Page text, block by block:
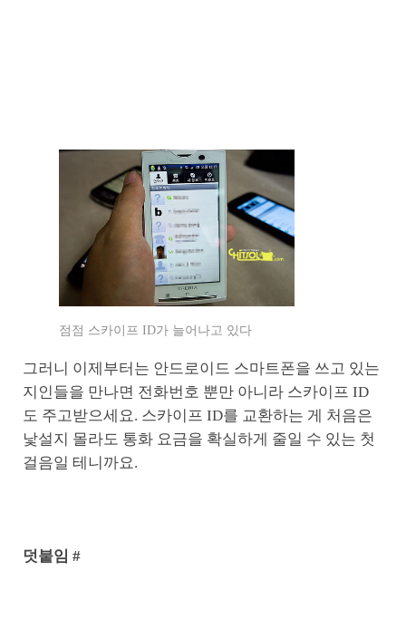
점점 스카이프 ID가 늘어나고 있다
그러니 이제부터는 안드로이드 스마트폰을 쓰고 있는
지인들을 만나면 전화번호 뿐만 아니라 스카이프 ID
도 주고받으세요. 스카이프 ID를 교환하는 게 처음은
낯설지 몰라도 통화 요금을 확실하게 줄일 수 있는 첫
걸음일 테니까요.
덧붙임 #